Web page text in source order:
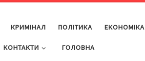
КРИМІНАЛ ПОЛІТИКА ЕКОНОМІКА
КОНТАКТИ ГОЛОВНА